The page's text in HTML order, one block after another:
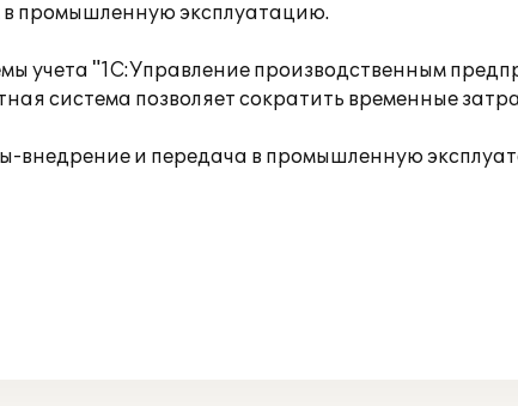
промышленную эксплуатацию.
учета "1С:Управление производственным
система позволяет сократить временные
внедрение и передача в промышленную